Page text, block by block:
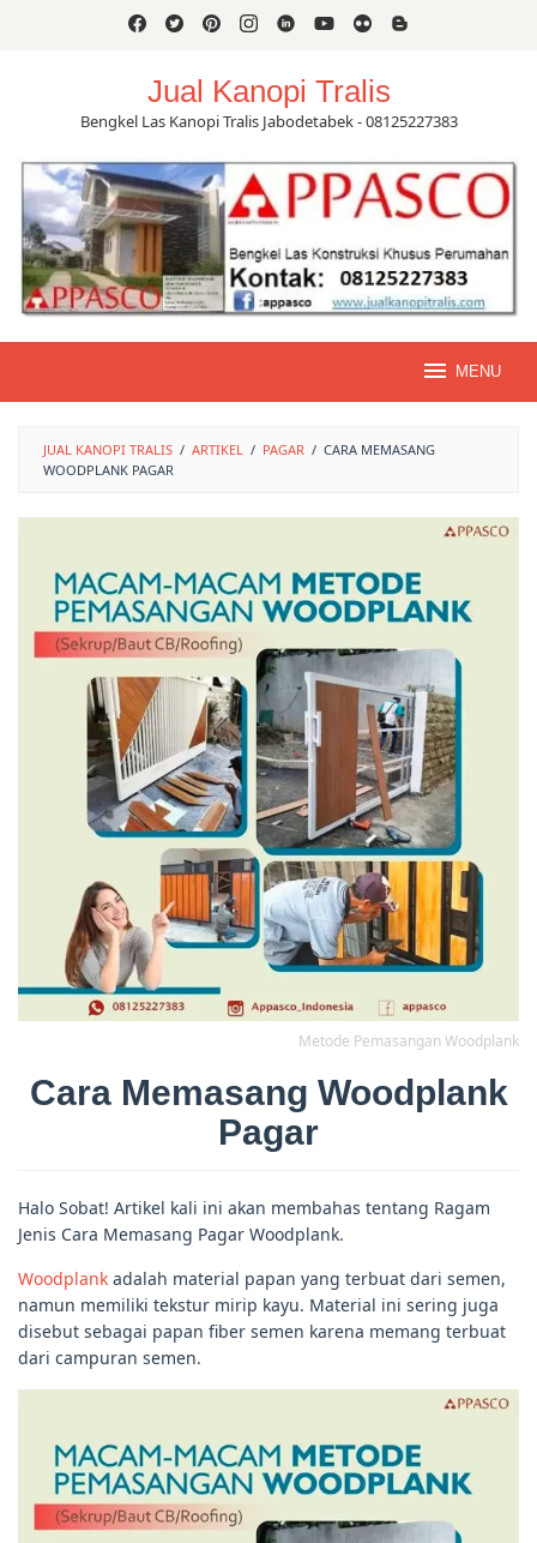
Jual Kanopi Tralis
Bengkel Las Kanopi Tralis Jabodetabek - 08125227383
MENU
JUAL KANOPI TRALIS / ARTIKEL / PAGAR / CARA MEMASANG
WOODPLANK PAGAR
Metode Pemasangan Woodplank
Cara Memasang Woodplank
Pagar
Halo Sobat! Artikel kali ini akan membahas tentang Ragam
Jenis Cara Memasang Pagar Woodplank.
Woodplank adalah material papan yang terbuat dari semen,
namun memiliki tekstur mirip kayu. Material ini sering juga
disebut sebagai papan fiber semen karena memang terbuat
dari campuran semen.